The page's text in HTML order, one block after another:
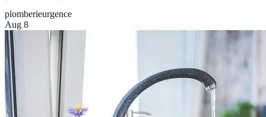
plomberieurgence
Aug 8